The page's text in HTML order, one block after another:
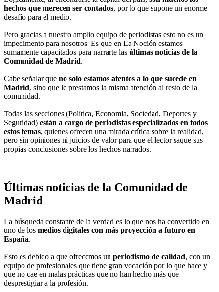
hechos que merecen ser contados, por lo que supone un enorme
desafío para el medio.
Pero gracias a nuestro amplio equipo de periodistas esto no es un
impedimento para nosotros. Es que en La Noción estamos
sumamente capacitados para narrarte las últimas noticias de la
Comunidad de Madrid.
Cabe señalar que no solo estamos atentos a lo que sucede en
Madrid, sino que le prestamos la misma atención al resto de la
comunidad.
Todas las secciones (Política, Economía, Sociedad, Deportes y
Seguridad) están a cargo de periodistas especializados en todos
estos temas, quienes ofrecen una mirada crítica sobre la realidad,
pero sin opiniones ni juicios de valor para que el lector saque sus
propias conclusiones sobre los hechos narrados.
Últimas noticias de la Comunidad de
Madrid
La búsqueda constante de la verdad es lo que nos ha convertido en
uno de los medios digitales con más proyección a futuro en
España.
Esto es debido a que ofrecemos un periodismo de calidad, con un
equipo de profesionales que tiene gran vocación por lo que hace y
que no cae en malas prácticas que no han hecho más que
desprestigiar a la profesión.